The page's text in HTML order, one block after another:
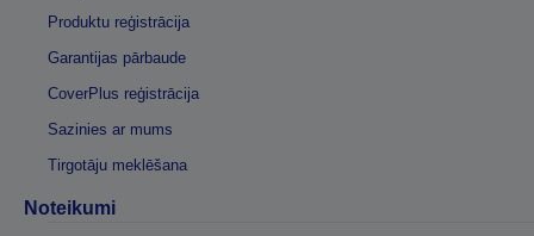
Produktu reģistrācija
Garantijas pārbaude
CoverPlus reģistrācija
Sazinies ar mums
Tirgotāju meklēšana
Noteikumi